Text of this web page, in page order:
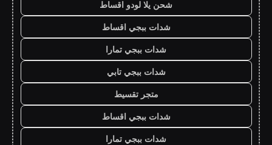
شحن يلا لودو اقساط
شدات ببجي اقساط
شدات ببجي تمارا
شدات ببجي تابي
متجر تقسيط
شدات ببجي اقساط
شدات ببجي تمارا